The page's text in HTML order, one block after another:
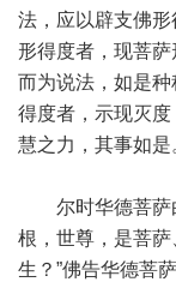
法，应以辟支佛
形得度者，现菩
而为说法，如是
得度者，示现灭
慧之力，其事如是
尔时华德菩萨白
根，世尊，是菩
生？”佛告华德菩